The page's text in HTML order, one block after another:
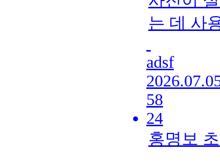
는 데 사
adsf
58
24
홍명보